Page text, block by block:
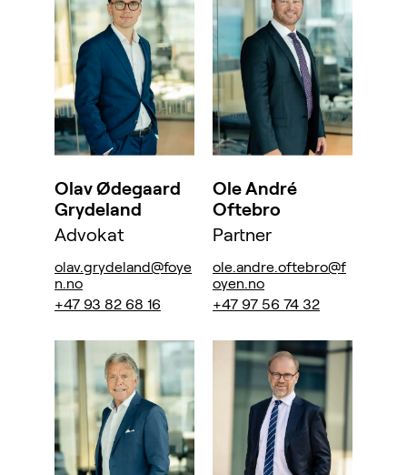
Olav Ødegaard
Grydeland
Advokat
olav.grydeland@foye
n.no
+47 93 82 68 16
Ole André
Oftebro
Partner
ole.andre.oftebro@f
oyen.no
+47 97 56 74 32